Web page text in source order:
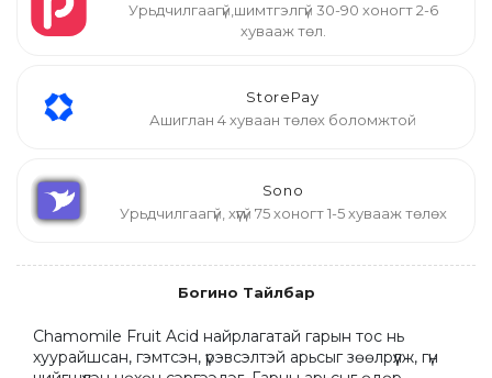
Урьдчилгаагүй,шимтгэлгүй 30-90 хоногт 2-6
хувааж төл.
StorePay
Ашиглан 4 хуваан төлөх боломжтой
Sono
Урьдчилгаагүй, хүүгүй 75 хоногт 1-5 хувааж төлөх
Богино Тайлбар
Chamomile Fruit Acid найрлагатай гарын тос нь
хуурайшсан, гэмтсэн, үрэвсэлтэй арьсыг зөөлрүүлж, гүн